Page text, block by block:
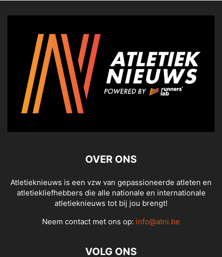
OVER ONS
Atletieknieuws is een vzw van gepassioneerde atleten en
atletiekliefhebbers die alle nationale en internationale
atletieknieuws tot bij jou brengt!
Neem contact met ons op: info@atni.be
VOLG ONS